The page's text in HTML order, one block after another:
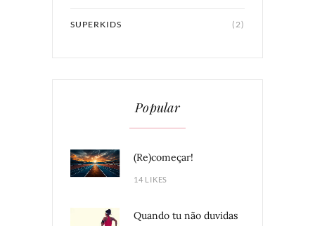
SUPERKIDS (2)
Popular
(Re)começar!
14 LIKES
Quando tu não duvidas